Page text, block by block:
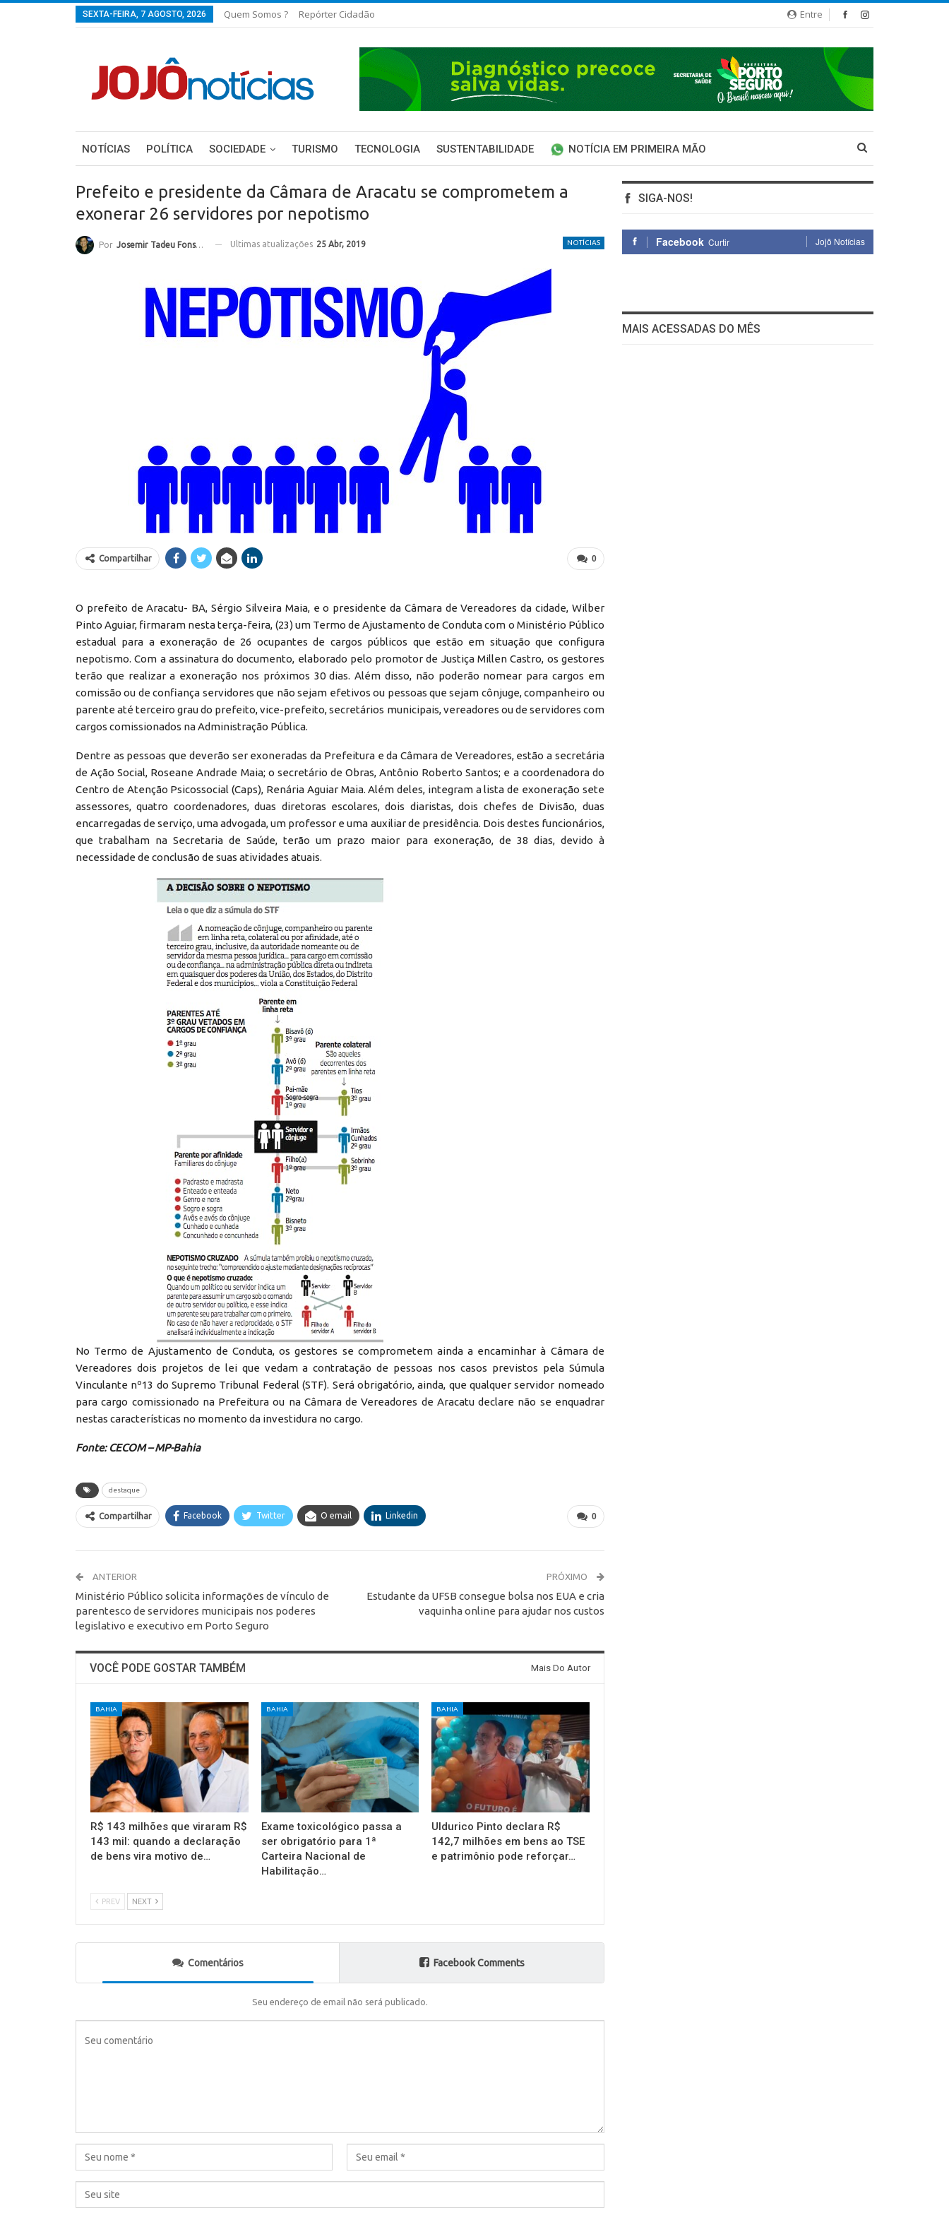
Entre
SEXTA-FEIRA, 7 AGOSTO, 2026 Quem Somos ? Repórter Cidadão
NOTÍCIAS POLÍTICA SOCIEDADE TURISMO TECNOLOGIA SUSTENTABILIDADE NOTÍCIA EM PRIMEIRA MÃO
Prefeito e presidente da Câmara de Aracatu se comprometem a
exonerar 26 servidores por nepotismo
NOTÍCIAS
Por Josemir Tadeu Fonseca Ultimas atualizações 25 Abr, 2019
0
Compartilhar
O prefeito de Aracatu- BA, Sérgio Silveira Maia, e o presidente da Câmara de Vereadores da cidade, Wilber
Pinto Aguiar, firmaram nesta terça-feira, (23) um Termo de Ajustamento de Conduta com o Ministério Público
estadual para a exoneração de 26 ocupantes de cargos públicos que estão em situação que configura
nepotismo. Com a assinatura do documento, elaborado pelo promotor de Justiça Millen Castro, os gestores
terão que realizar a exoneração nos próximos 30 dias. Além disso, não poderão nomear para cargos em
comissão ou de confiança servidores que não sejam efetivos ou pessoas que sejam cônjuge, companheiro ou
parente até terceiro grau do prefeito, vice-prefeito, secretários municipais, vereadores ou de servidores com
cargos comissionados na Administração Pública.
Dentre as pessoas que deverão ser exoneradas da Prefeitura e da Câmara de Vereadores, estão a secretária
de Ação Social, Roseane Andrade Maia; o secretário de Obras, Antônio Roberto Santos; e a coordenadora do
Centro de Atenção Psicossocial (Caps), Renária Aguiar Maia. Além deles, integram a lista de exoneração sete
assessores, quatro coordenadores, duas diretoras escolares, dois diaristas, dois chefes de Divisão, duas
encarregadas de serviço, uma advogada, um professor e uma auxiliar de presidência. Dois destes funcionários,
que trabalham na Secretaria de Saúde, terão um prazo maior para exoneração, de 38 dias, devido à
necessidade de conclusão de suas atividades atuais.
No Termo de Ajustamento de Conduta, os gestores se comprometem ainda a encaminhar à Câmara de
Vereadores dois projetos de lei que vedam a contratação de pessoas nos casos previstos pela Súmula
Vinculante nº13 do Supremo Tribunal Federal (STF). Será obrigatório, ainda, que qualquer servidor nomeado
para cargo comissionado na Prefeitura ou na Câmara de Vereadores de Aracatu declare não se enquadrar
nestas características no momento da investidura no cargo.
Fonte: CECOM – MP-Bahia
destaque
0
Compartilhar Facebook Twitter O email Linkedin
ANTERIOR
Ministério Público solicita informações de vínculo de
parentesco de servidores municipais nos poderes
legislativo e executivo em Porto Seguro
PRÓXIMO
Estudante da UFSB consegue bolsa nos EUA e cria
vaquinha online para ajudar nos custos
VOCÊ PODE GOSTAR TAMBÉM Mais Do Autor
BAHIA
R$ 143 milhões que viraram R$
143 mil: quando a declaração
de bens vira motivo de…
BAHIA
Exame toxicológico passa a
ser obrigatório para 1ª
Carteira Nacional de
Habilitação…
BAHIA
Uldurico Pinto declara R$
142,7 milhões em bens ao TSE
e patrimônio pode reforçar…
PREV NEXT
Comentários Facebook Comments
Seu endereço de email não será publicado.
SIGA-NOS!
Facebook Curtir Jojô Notícias
MAIS ACESSADAS DO MÊS